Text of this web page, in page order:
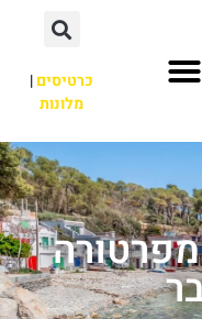
כרטיסים|
מלונות